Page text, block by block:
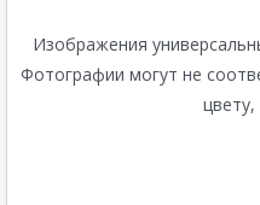
Изображения
Фотографии могут не
цвету,